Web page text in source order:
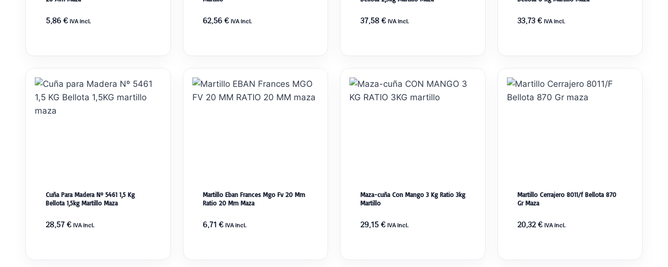
5,86€ IVA incl. 62,56€ IVA incl. 37,58€ IVA incl. 33,73€ IVA incl.
Cuña Para Madera Nº 5461 1,5 Kg
Bellota 1,5kg Martillo Maza
28,57€ IVA incl.
Martillo Eban Frances Mgo Fv 20 Mm
Ratio 20 Mm Maza
6,71 € IVA incl.
Maza-cuña Con Mango 3 Kg Ratio 3kg
Martillo
29,15€ IVA incl.
Martillo Cerrajero 8011/f Bellota 870
Gr Maza
20,32€ IVA incl.